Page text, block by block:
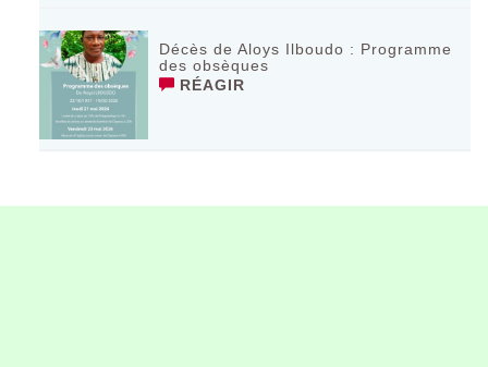
Décès de Aloys Ilboudo : Programme
des obsèques
RÉAGIR